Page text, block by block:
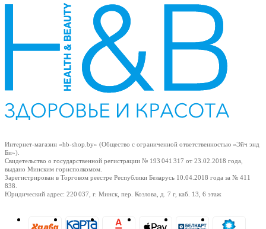
Интернет-магазин «hb-shop.by» (Общество с ограниченной ответственностью «Эйч энд
Би»).
Свидетельство о государственной регистрации № 193 041 317 от 23.02.2018 года,
выдано Минским горисполкомом.
Зарегистрирован в Торговом реестре Республики Беларусь 10.04.2018 года за № 411
838.
Юридический адрес: 220 037, г. Минск, пер. Козлова, д. 7 г, каб. 13, 6 этаж